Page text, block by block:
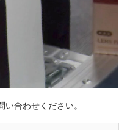
合わせください。